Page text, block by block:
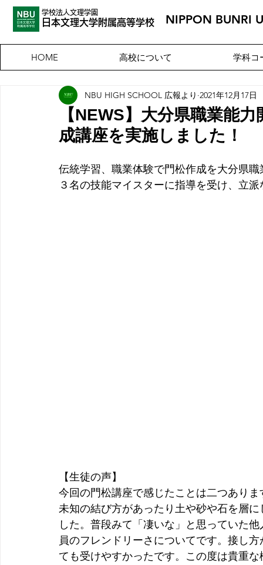
学校法人文理学園
​日本文理大学附属高等学校 NIPPON BUNRI
HOME 高校について 学科コ
【NEWS】大分県職業能
成講座を実施しました！
NBU HIGH SCHOOL 広報より 2021年12月17日
伝統学習、職業体験で門松作成を大分県
３名の技能マイスターに指導を受け、立
【生徒の声】
今回の門松講座で感じたことは二つあり
未知の結び方があったり土や砂や石を層
した。普段みて「凄いな」と思っていた
員のフレンドリーさについてです。接し
ても受けやすかったです。この度は貴重